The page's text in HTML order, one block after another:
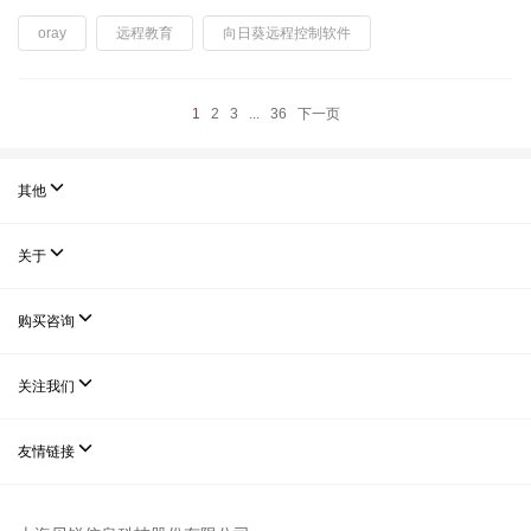
oray 远程教育 向日葵远程控制软件
1 2 3 ... 36 下一页
其他 
关于 
购买咨询 
关注我们 
友情链接 